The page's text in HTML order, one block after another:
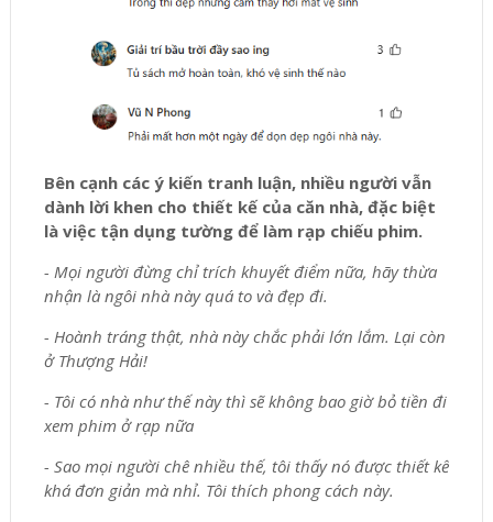
Bên cạnh các ý kiến tranh luận, nhiều người vẫn
dành lời khen cho thiết kế của căn nhà, đặc biệt
là việc tận dụng tường để làm rạp chiếu phim.
- Mọi người đừng chỉ trích khuyết điểm nữa, hãy thừa
nhận là ngôi nhà này quá to và đẹp đi.
- Hoành tráng thật, nhà này chắc phải lớn lắm. Lại còn
ở Thượng Hải!
- Tôi có nhà như thế này thì sẽ không bao giờ bỏ tiền đi
xem phim ở rạp nữa
- Sao mọi người chê nhiều thế, tôi thấy nó được thiết kế
khá đơn giản mà nhỉ. Tôi thích phong cách này.